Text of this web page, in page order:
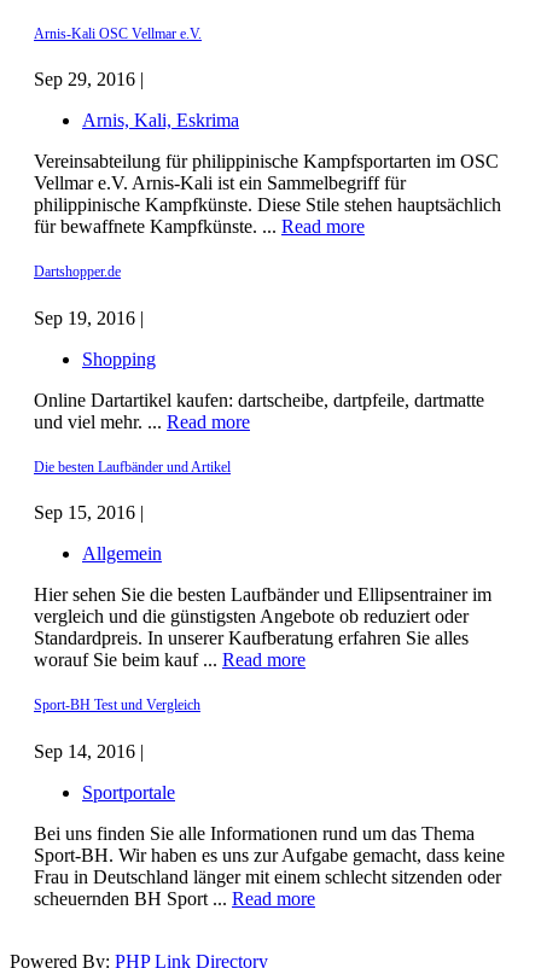
Arnis-Kali OSC Vellmar e.V.
Sep 29, 2016 |
Arnis, Kali, Eskrima
Vereinsabteilung für philippinische Kampfsportarten im OSC
Vellmar e.V. Arnis-Kali ist ein Sammelbegriff für
philippinische Kampfkünste. Diese Stile stehen hauptsächlich
für bewaffnete Kampfkünste. ... Read more
Dartshopper.de
Sep 19, 2016 |
Shopping
Online Dartartikel kaufen: dartscheibe, dartpfeile, dartmatte
und viel mehr. ... Read more
Die besten Laufbänder und Artikel
Sep 15, 2016 |
Allgemein
Hier sehen Sie die besten Laufbänder und Ellipsentrainer im
vergleich und die günstigsten Angebote ob reduziert oder
Standardpreis. In unserer Kaufberatung erfahren Sie alles
worauf Sie beim kauf ... Read more
Sport-BH Test und Vergleich
Sep 14, 2016 |
Sportportale
Bei uns finden Sie alle Informationen rund um das Thema
Sport-BH. Wir haben es uns zur Aufgabe gemacht, dass keine
Frau in Deutschland länger mit einem schlecht sitzenden oder
scheuernden BH Sport ... Read more
Powered By: PHP Link Directory